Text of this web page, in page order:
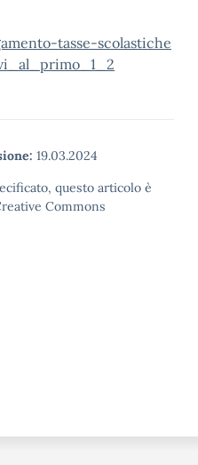
tasse-scolastiche
19.03.2024
questo articolo è
Commons